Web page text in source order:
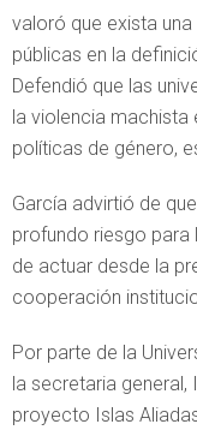
valoró que exista
públicas en la
Defendió que las
la violencia machista
políticas de género,
García advirtió de
profundo riesgo para
de actuar desde la
cooperación
Por parte de la
la secretaria general,
proyecto Islas